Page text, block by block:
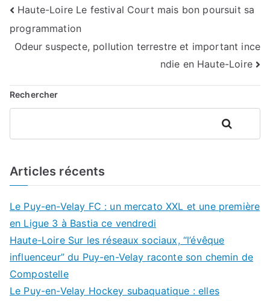
Navigation
de
Haute-Loire Le festival Court mais bon poursuit sa
programmation
Odeur suspecte, pollution terrestre et important ince
ndie en Haute-Loire
Rechercher
Rechercher
Articles récents
Le Puy-en-Velay FC : un mercato XXL et une première
en Ligue 3 à Bastia ce vendredi
Haute-Loire Sur les réseaux sociaux, “l’évêque
influenceur” du Puy-en-Velay raconte son chemin de
Compostelle
Le Puy-en-Velay Hockey subaquatique : elles